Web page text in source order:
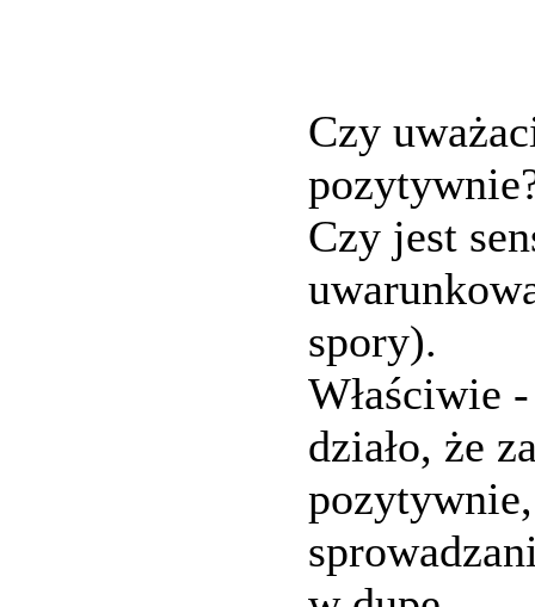
Czy
Czy jest
spory).
Właściwie
działo, że
pozytywnie,